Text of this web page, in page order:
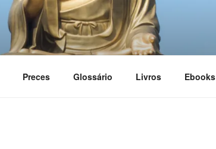
Preces Glossário Livros Ebooks